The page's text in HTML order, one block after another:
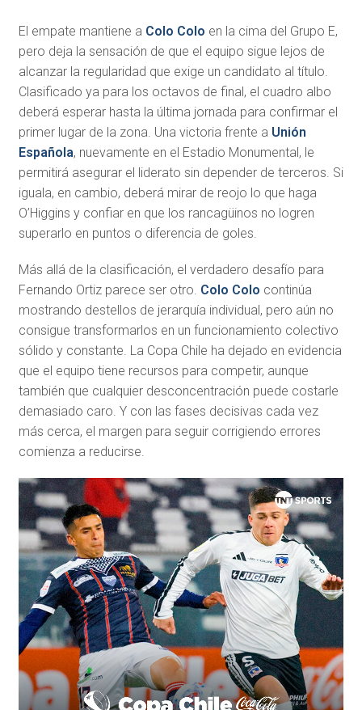
El empate mantiene a Colo Colo en la cima del Grupo E,
pero deja la sensación de que el equipo sigue lejos de
alcanzar la regularidad que exige un candidato al título.
Clasificado ya para los octavos de final, el cuadro albo
deberá esperar hasta la última jornada para confirmar el
primer lugar de la zona. Una victoria frente a Unión
Española, nuevamente en el Estadio Monumental, le
permitirá asegurar el liderato sin depender de terceros. Si
iguala, en cambio, deberá mirar de reojo lo que haga
O’Higgins y confiar en que los rancagüinos no logren
superarlo en puntos o diferencia de goles.
Más allá de la clasificación, el verdadero desafío para
Fernando Ortiz parece ser otro. Colo Colo continúa
mostrando destellos de jerarquía individual, pero aún no
consigue transformarlos en un funcionamiento colectivo
sólido y constante. La Copa Chile ha dejado en evidencia
que el equipo tiene recursos para competir, aunque
también que cualquier desconcentración puede costarle
demasiado caro. Y con las fases decisivas cada vez
más cerca, el margen para seguir corrigiendo errores
comienza a reducirse.